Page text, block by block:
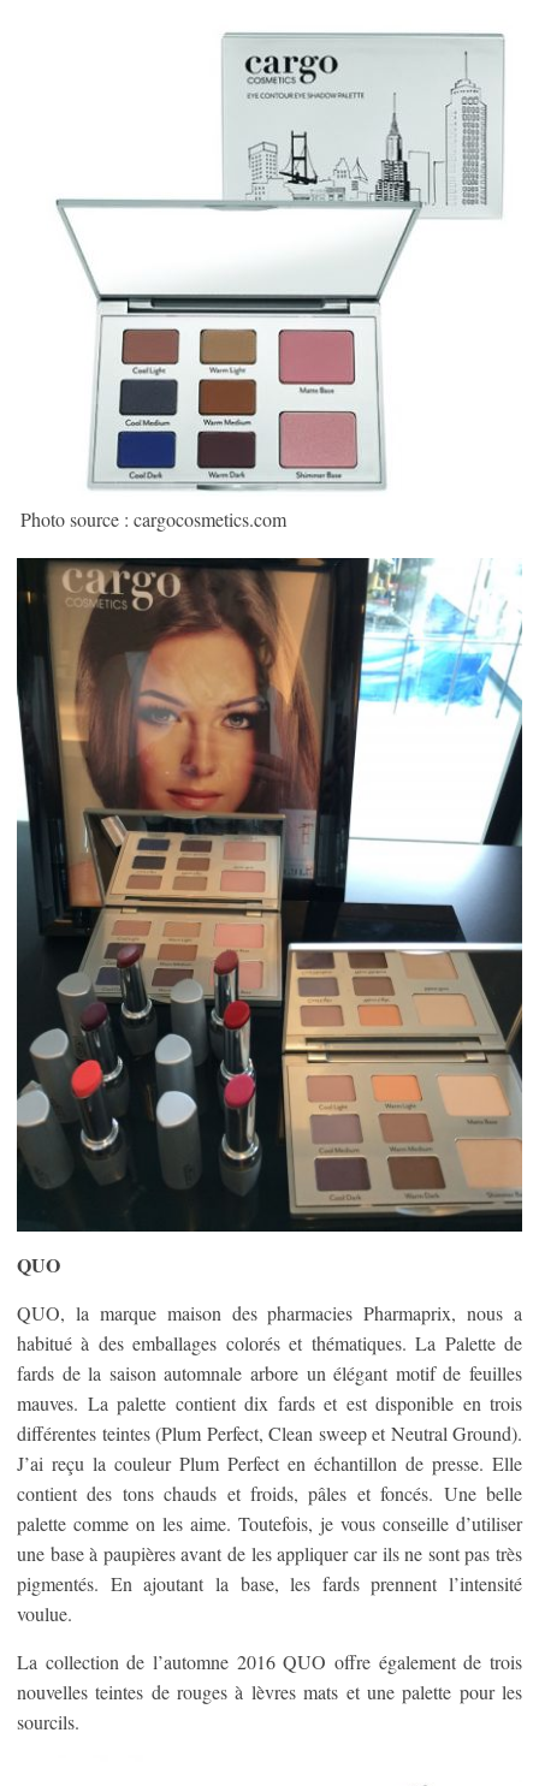
Photo source : cargocosmetics.com
QUO
QUO, la marque maison des pharmacies Pharmaprix, nous a
habitué à des emballages colorés et thématiques. La Palette de
fards de la saison automnale arbore un élégant motif de feuilles
mauves. La palette contient dix fards et est disponible en trois
différentes teintes (Plum Perfect, Clean sweep et Neutral Ground).
J’ai reçu la couleur Plum Perfect en échantillon de presse. Elle
contient des tons chauds et froids, pâles et foncés. Une belle
palette comme on les aime. Toutefois, je vous conseille d’utiliser
une base à paupières avant de les appliquer car ils ne sont pas très
pigmentés. En ajoutant la base, les fards prennent l’intensité
voulue.
La collection de l’automne 2016 QUO offre également de trois
nouvelles teintes de rouges à lèvres mats et une palette pour les
sourcils.